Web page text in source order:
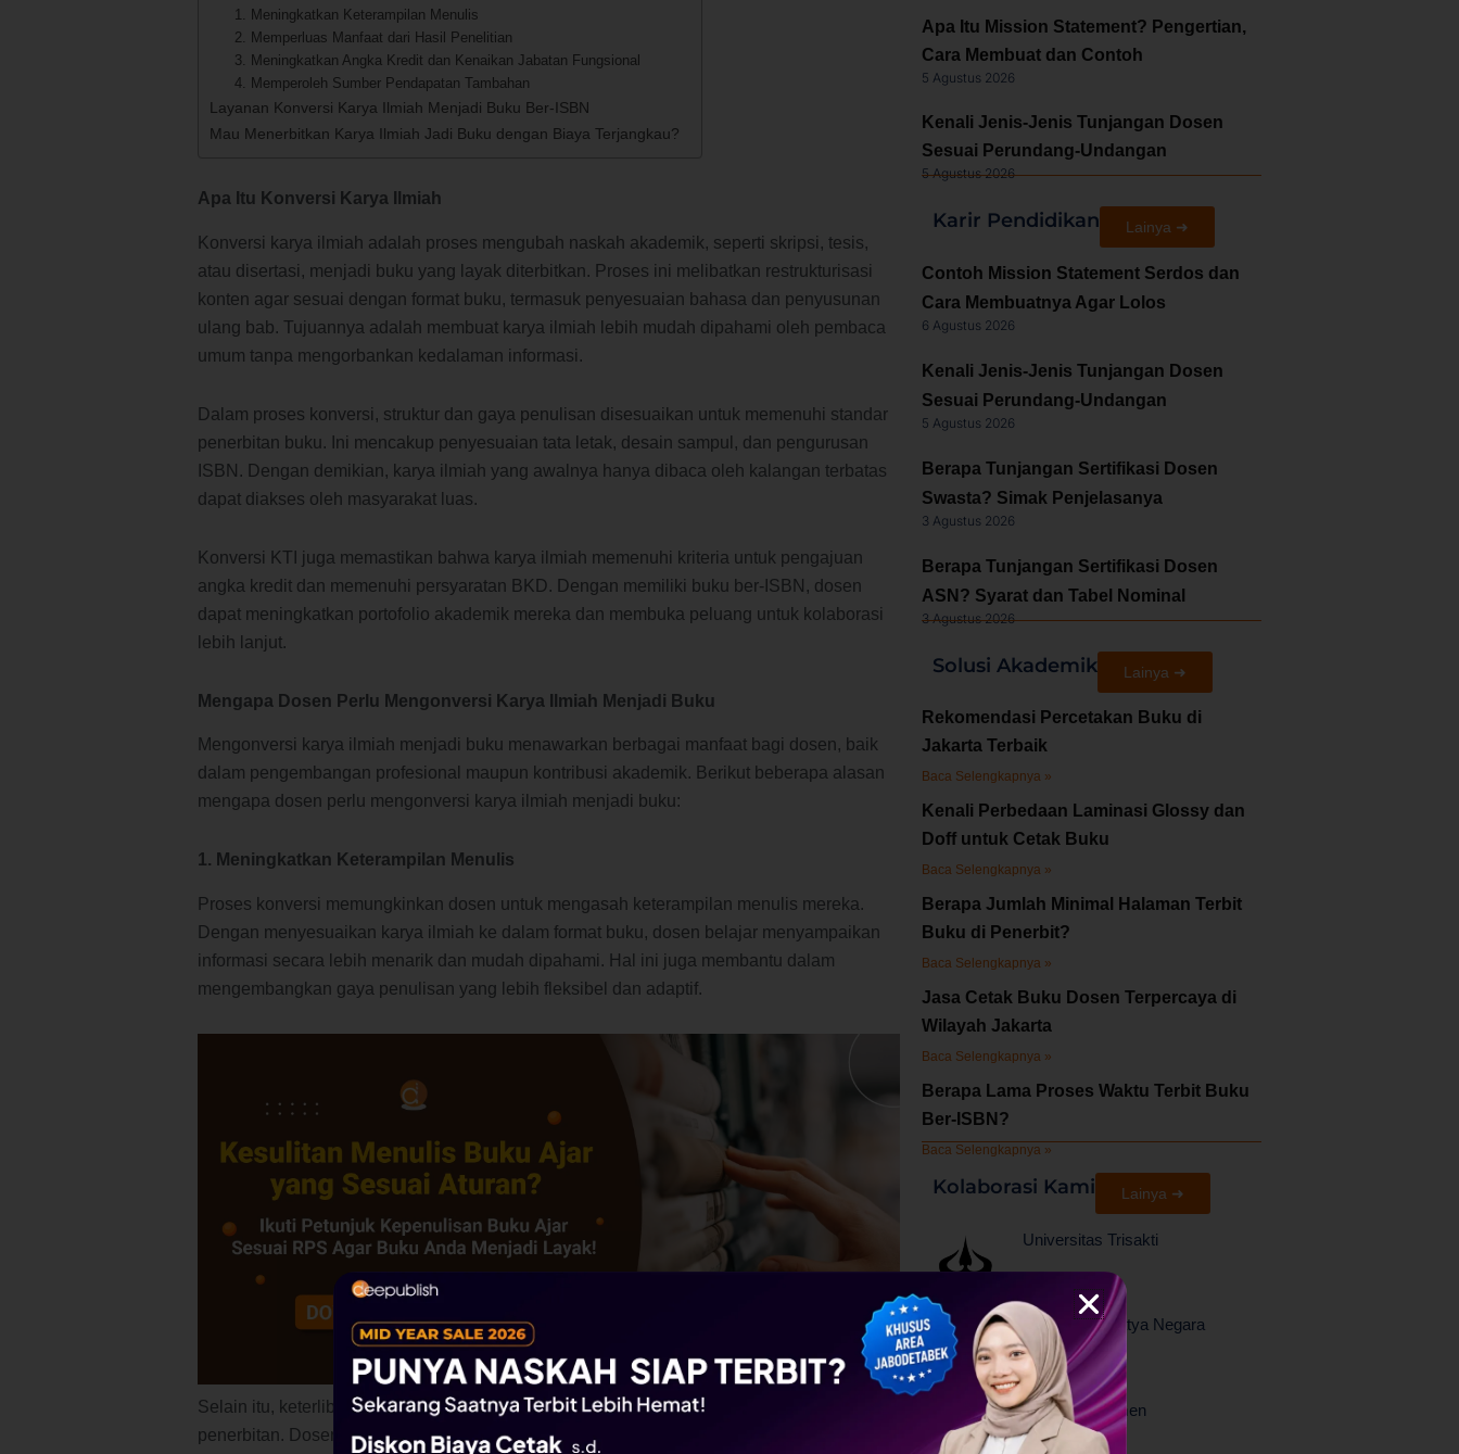
1. Meningkatkan Keterampilan Menulis
2. Memperluas Manfaat dari Hasil Penelitian
3. Meningkatkan Angka Kredit dan Kenaikan Jabatan Fungsional
4. Memperoleh Sumber Pendapatan Tambahan
Layanan Konversi Karya Ilmiah Menjadi Buku Ber-ISBN
Mau Menerbitkan Karya Ilmiah Jadi Buku dengan Biaya Terjangkau?
Apa Itu Konversi Karya Ilmiah
Konversi karya ilmiah adalah proses mengubah naskah akademik, seperti skripsi, tesis,
atau disertasi, menjadi buku yang layak diterbitkan. Proses ini melibatkan restrukturisasi
konten agar sesuai dengan format buku, termasuk penyesuaian bahasa dan penyusunan
ulang bab. Tujuannya adalah membuat karya ilmiah lebih mudah dipahami oleh pembaca
umum tanpa mengorbankan kedalaman informasi.
Dalam proses konversi, struktur dan gaya penulisan disesuaikan untuk memenuhi standar
penerbitan buku. Ini mencakup penyesuaian tata letak, desain sampul, dan pengurusan
ISBN. Dengan demikian, karya ilmiah yang awalnya hanya dibaca oleh kalangan terbatas
dapat diakses oleh masyarakat luas.
Konversi KTI juga memastikan bahwa karya ilmiah memenuhi kriteria untuk pengajuan
angka kredit dan memenuhi persyaratan BKD. Dengan memiliki buku ber-ISBN, dosen
dapat meningkatkan portofolio akademik mereka dan membuka peluang untuk kolaborasi
lebih lanjut.
Mengapa Dosen Perlu Mengonversi Karya Ilmiah Menjadi Buku
Mengonversi karya ilmiah menjadi buku menawarkan berbagai manfaat bagi dosen, baik
dalam pengembangan profesional maupun kontribusi akademik. Berikut beberapa alasan
mengapa dosen perlu mengonversi karya ilmiah menjadi buku:
1. Meningkatkan Keterampilan Menulis
Proses konversi memungkinkan dosen untuk mengasah keterampilan menulis mereka.
Dengan menyesuaikan karya ilmiah ke dalam format buku, dosen belajar menyampaikan
informasi secara lebih menarik dan mudah dipahami. Hal ini juga membantu dalam
mengembangkan gaya penulisan yang lebih fleksibel dan adaptif.
Selain itu, keterlibatan dalam proses penerbitan memberikan wawasan tentang industri
penerbitan. Dosen dapat memahami standar dan praktik terbaik dalam penulisan dan
Apa Itu Mission Statement? Pengertian,
Cara Membuat dan Contoh
5 Agustus 2026
Kenali Jenis-Jenis Tunjangan Dosen
Sesuai Perundang-Undangan
5 Agustus 2026
Karir Pendidikan Lainya ➜
Contoh Mission Statement Serdos dan
Cara Membuatnya Agar Lolos
6 Agustus 2026
Kenali Jenis-Jenis Tunjangan Dosen
Sesuai Perundang-Undangan
5 Agustus 2026
Berapa Tunjangan Sertifikasi Dosen
Swasta? Simak Penjelasanya
3 Agustus 2026
Berapa Tunjangan Sertifikasi Dosen
ASN? Syarat dan Tabel Nominal
3 Agustus 2026
Solusi Akademik Lainya ➜
Rekomendasi Percetakan Buku di
Jakarta Terbaik
Baca Selengkapnya »
Kenali Perbedaan Laminasi Glossy dan
Doff untuk Cetak Buku
Baca Selengkapnya »
Berapa Jumlah Minimal Halaman Terbit
Buku di Penerbit?
Baca Selengkapnya »
Jasa Cetak Buku Dosen Terpercaya di
Wilayah Jakarta
Baca Selengkapnya »
Berapa Lama Proses Waktu Terbit Buku
Ber-ISBN?
Baca Selengkapnya »
Kolaborasi Kami Lainya ➜
Universitas Trisakti
Universitas Satya Negara
Indonesia
PPM Manajemen